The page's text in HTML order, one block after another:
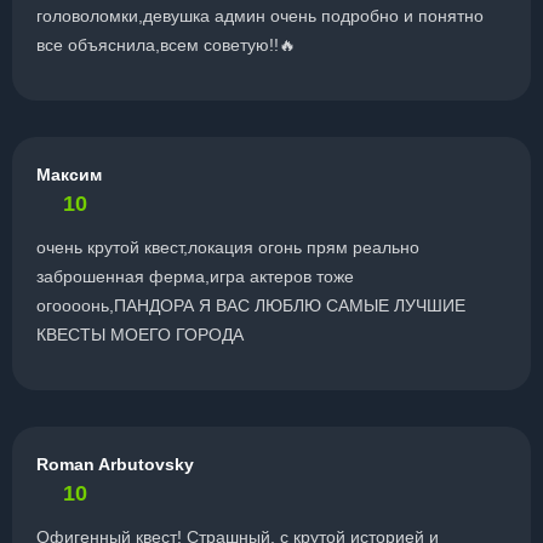
головоломки,девушка админ очень подробно и понятно
все объяснила,всем советую!!🔥
Максим
10
очень крутой квест,локация огонь прям реально
заброшенная ферма,игра актеров тоже
огоооонь,ПАНДОРА Я ВАС ЛЮБЛЮ САМЫЕ ЛУЧШИЕ
КВЕСТЫ МОЕГО ГОРОДА
Roman Arbutovsky
10
Офигенный квест! Страшный, с крутой историей и